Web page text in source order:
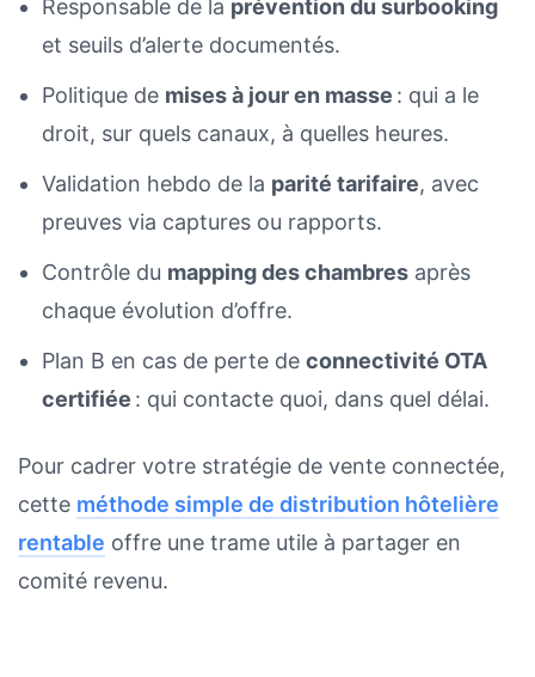
Responsable de la prévention du surbooking
et seuils d’alerte documentés.
Politique de mises à jour en masse : qui a le
droit, sur quels canaux, à quelles heures.
Validation hebdo de la parité tarifaire, avec
preuves via captures ou rapports.
Contrôle du mapping des chambres après
chaque évolution d’offre.
Plan B en cas de perte de connectivité OTA
certifiée : qui contacte quoi, dans quel délai.
Pour cadrer votre stratégie de vente connectée,
cette méthode simple de distribution hôtelière
rentable offre une trame utile à partager en
comité revenu.